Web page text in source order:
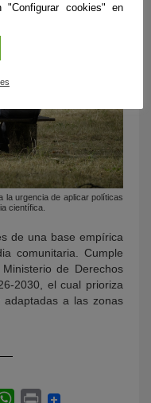
la urgencia de aplicar políticas
científica.
de una base empírica
comunitaria. Cumple
de Derechos
2030, el cual prioriza
adaptadas a las zonas
"Configurar cookies" en